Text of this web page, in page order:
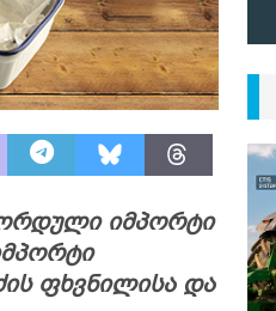
იმპორტი
ფხვნილისა და